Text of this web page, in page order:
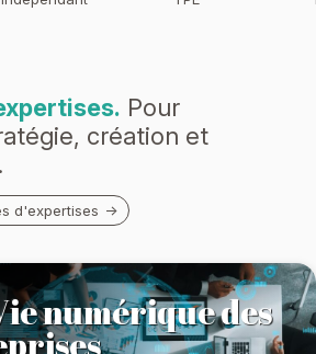
Pour
création et
d'expertises
numérique des